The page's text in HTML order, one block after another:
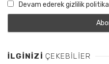
Devam ederek gizlilik
İLGINIZI ÇEKEBILIER